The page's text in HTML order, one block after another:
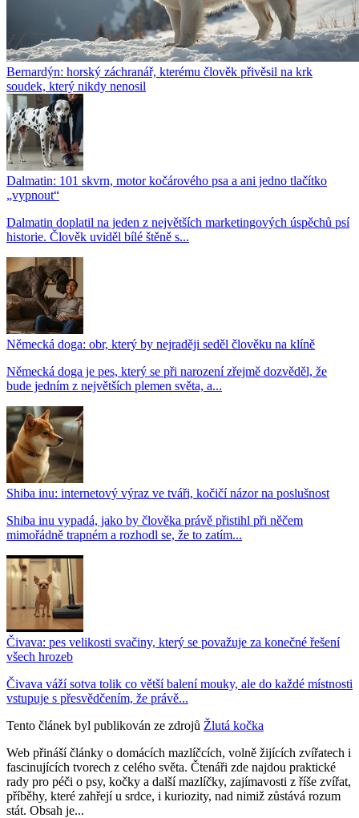
Bernardýn: horský záchranář, kterému člověk přivěsil na krk
soudek, který nikdy nenosil
Dalmatin: 101 skvrn, motor kočárového psa a ani jedno tlačítko
„vypnout“
Dalmatin doplatil na jeden z největších marketingových úspěchů psí
historie. Člověk uviděl bílé štěně s...
Německá doga: obr, který by nejraději seděl člověku na klíně
Německá doga je pes, který se při narození zřejmě dozvěděl, že
bude jedním z největších plemen světa, a...
Shiba inu: internetový výraz ve tváři, kočičí názor na poslušnost
Shiba inu vypadá, jako by člověka právě přistihl při něčem
mimořádně trapném a rozhodl se, že to zatím...
Čivava: pes velikosti svačiny, který se považuje za konečné řešení
všech hrozeb
Čivava váží sotva tolik co větší balení mouky, ale do každé místnosti
vstupuje s přesvědčením, že právě...
Tento článek byl publikován ze zdrojů Žlutá kočka
Web přináší články o domácích mazlíčcích, volně žijících zvířatech i
fascinujících tvorech z celého světa. Čtenáři zde najdou praktické
rady pro péči o psy, kočky a další mazlíčky, zajímavosti z říše zvířat,
příběhy, které zahřejí u srdce, i kuriozity, nad nimiž zůstává rozum
stát. Obsah je...